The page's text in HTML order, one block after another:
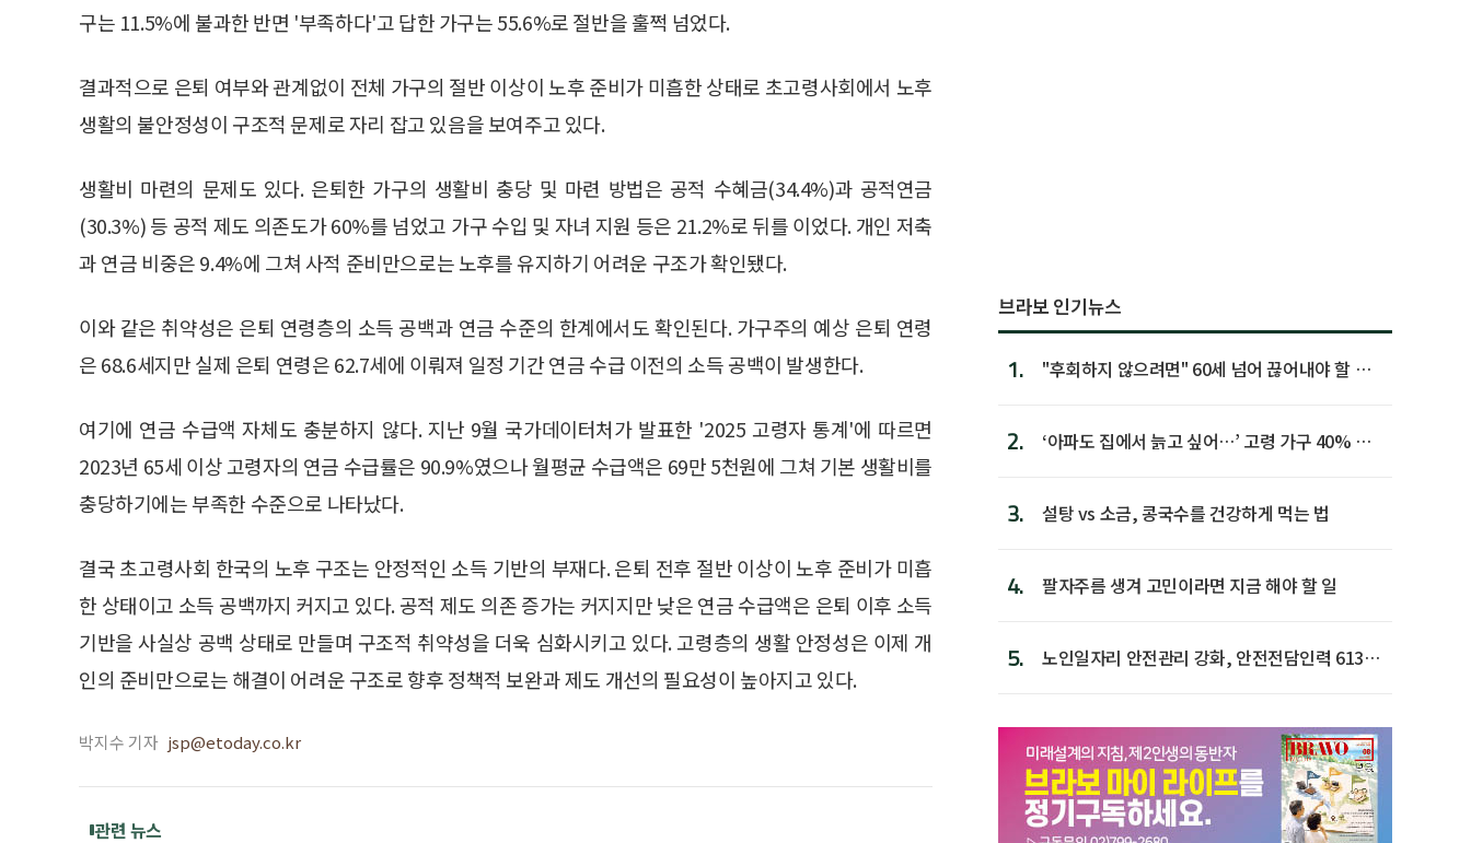
구는 11.5%에 불과한 반면 '부족하다'고 답한 가구는 55.6%로 절반을 훌쩍 넘었다.
결과적으로 은퇴 여부와 관계없이 전체 가구의 절반 이상이 노후 준비가 미흡한 상태로 초고령사회에서 노후
생활의 불안정성이 구조적 문제로 자리 잡고 있음을 보여주고 있다.
생활비 마련의 문제도 있다. 은퇴한 가구의 생활비 충당 및 마련 방법은 공적 수혜금(34.4%)과 공적연금
(30.3%) 등 공적 제도 의존도가 60%를 넘었고 가구 수입 및 자녀 지원 등은 21.2%로 뒤를 이었다. 개인 저축
과 연금 비중은 9.4%에 그쳐 사적 준비만으로는 노후를 유지하기 어려운 구조가 확인됐다.
이와 같은 취약성은 은퇴 연령층의 소득 공백과 연금 수준의 한계에서도 확인된다. 가구주의 예상 은퇴 연령
은 68.6세지만 실제 은퇴 연령은 62.7세에 이뤄져 일정 기간 연금 수급 이전의 소득 공백이 발생한다.
여기에 연금 수급액 자체도 충분하지 않다. 지난 9월 국가데이터처가 발표한 '2025 고령자 통계'에 따르면
2023년 65세 이상 고령자의 연금 수급률은 90.9%였으나 월평균 수급액은 69만 5천원에 그쳐 기본 생활비를
충당하기에는 부족한 수준으로 나타났다.
결국 초고령사회 한국의 노후 구조는 안정적인 소득 기반의 부재다. 은퇴 전후 절반 이상이 노후 준비가 미흡
한 상태이고 소득 공백까지 커지고 있다. 공적 제도 의존 증가는 커지지만 낮은 연금 수급액은 은퇴 이후 소득
기반을 사실상 공백 상태로 만들며 구조적 취약성을 더욱 심화시키고 있다. 고령층의 생활 안정성은 이제 개
인의 준비만으로는 해결이 어려운 구조로 향후 정책적 보완과 제도 개선의 필요성이 높아지고 있다.
박지수 기자 jsp@etoday.co.kr
관련 뉴스
브라보 인기뉴스
1.
"후회하지 않으려면" 60세 넘어 끊어내야 할 사
2.
‘아파도 집에서 늙고 싶어…’ 고령 가구 40% 노
3. 설탕 vs 소금, 콩국수를 건강하게 먹는 법
4. 팔자주름 생겨 고민이라면 지금 해야 할 일
5.
노인일자리 안전관리 강화, 안전전담인력 613명